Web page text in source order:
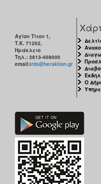
Αγίου Τίτου 1,
Τ.Κ. 71202,
Ηράκλειο
Τηλ.: 2813-409000
email:info@heraklion.gr
Ο